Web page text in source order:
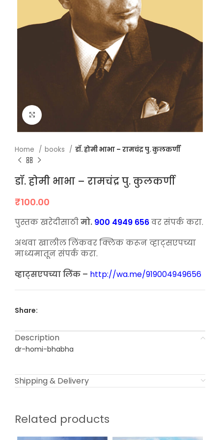
Home books डॉ. होमी भाभा – रामचंद्र पु. कुलकर्णी
डॉ. होमी भाभा – रामचंद्र पु. कुलकर्णी
₹100.00
पुस्तक खरेदीसाठीमो. 900 4949 656वर संपर्क करा.
अथवा खालील लिंकवर क्लिक करून व्हाट्सएपच्या
माध्यमातून संपर्क करा.
व्हाट्सएपच्या लिंक – http://wa.me/919004949656
Share:
Description
dr-homi-bhabha
Shipping & Delivery
Related products